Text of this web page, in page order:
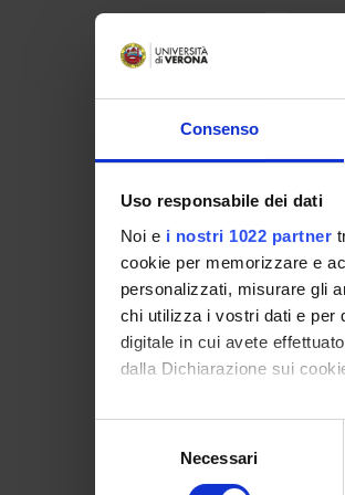
Consenso
Uso responsabile dei dati
Noi e i nostri 1022 partner
cookie per memorizzare e
personalizzati, misurare gli
chi utilizza i vostri dati e per
digitale in cui avete
dalla Dichiarazione sui
Con il tuo consenso,
raccogliere
Necessari
15 B
17
18 F
19 C
21